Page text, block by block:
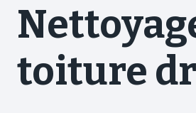
toiture